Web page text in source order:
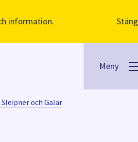
information. Stäng
Meny
och Galar